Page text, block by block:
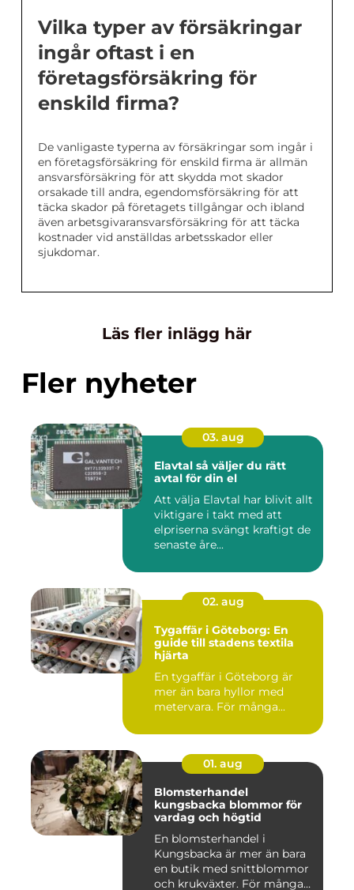
Vilka typer av försäkringar
ingår oftast i en
företagsförsäkring för
enskild firma?
De vanligaste typerna av försäkringar som ingår i
en företagsförsäkring för enskild firma är allmän
ansvarsförsäkring för att skydda mot skador
orsakade till andra, egendomsförsäkring för att
täcka skador på företagets tillgångar och ibland
även arbetsgivaransvarsförsäkring för att täcka
kostnader vid anställdas arbetsskador eller
sjukdomar.
Läs fler inlägg här
Fler nyheter
03. aug
Elavtal så väljer du rätt
avtal för din el
Att välja Elavtal har blivit allt
viktigare i takt med att
elpriserna svängt kraftigt de
senaste åre...
02. aug
Tygaffär i Göteborg: En
guide till stadens textila
hjärta
En tygaffär i Göteborg är
mer än bara hyllor med
metervara. För många...
01. aug
Blomsterhandel
kungsbacka blommor för
vardag och högtid
En blomsterhandel i
Kungsbacka är mer än bara
en butik med snittblommor
och krukväxter. För många